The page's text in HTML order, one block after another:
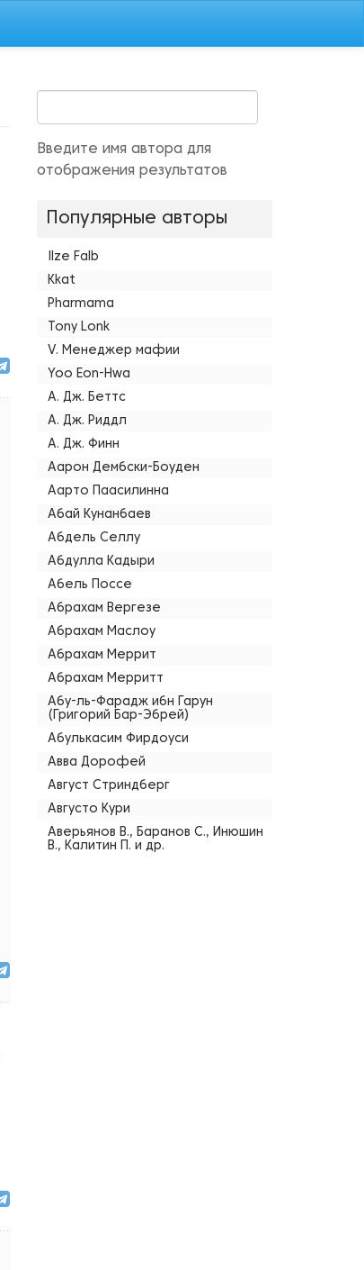
Введите имя автора для
отображения результатов
Популярные авторы
Ilze Falb
Kkat
Pharmama
Tony Lonk
V. Менеджер мафии
Yoo Eon-Hwa
А. Дж. Беттс
А. Дж. Риддл
А. Дж. Финн
Аарон Дембски-Боуден
Аарто Паасилинна
Абай Кунанбаев
Абдель Селлу
Абдулла Кадыри
Абель Поссе
Абрахам Вергезе
Абрахам Маслоу
Абрахам Меррит
Абрахам Мерритт
Абу-ль-Фарадж ибн Гарун
(Григорий Бар-Эбрей)
Абулькасим Фирдоуси
Авва Дорофей
Август Стриндберг
Августо Кури
Аверьянов В., Баранов С., Инюшин
В., Калитин П. и др.